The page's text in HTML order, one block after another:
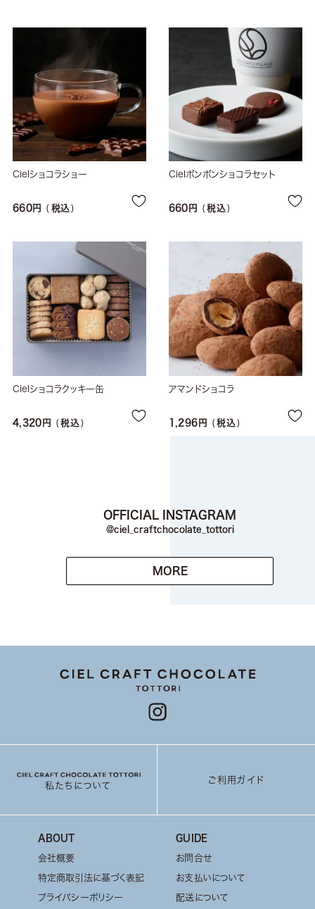
Cielショコラショー
660 税込
Cielボンボンショコラセット
660 税込
Cielショコラクッキー缶
4,320 税込
アマンドショコラ
1,296 税込
OFFICIAL INSTAGRAM
@ciel_craftchocolate_tottori
MORE
私たちについて
ご利用ガイド
ABOUT
会社概要
特定商取引法に基づく表記
プライバシーポリシー
GUIDE
お問合せ
お支払いについて
配送について